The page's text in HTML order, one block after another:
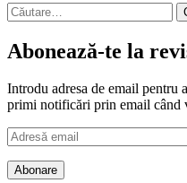
Caută
după:
Abonează-te la
Introdu adresa de email pentru
primi notificări prin email când
Adresă
email
Abonare